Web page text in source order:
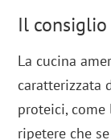
Il
La cucina
caratterizzata
proteici, come
ripetere che